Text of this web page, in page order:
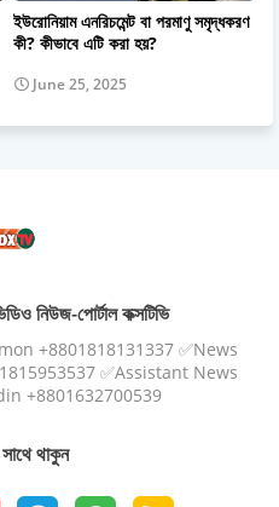
ইউরোনিয়াম এনরিচমেন্ট বা পরমাণু সমৃদ্ধকরণ
কী? কীভাবে এটি করা হয়?
June 25, 2025
নিউজ-পোর্টাল কক্সটিভি
+8801818131337 ✅News
✅Assistant News
+8801632700539
থাকুন